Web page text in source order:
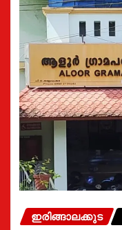
ഇരിങ്ങാലക്കുട